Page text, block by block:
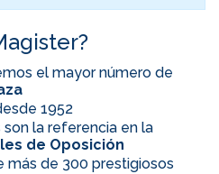
el mayor número de
1952
la referencia en la
de Oposición
más de 300 prestigiosos